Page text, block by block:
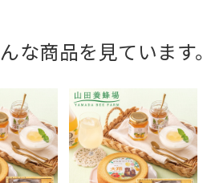
な商品を見ています。